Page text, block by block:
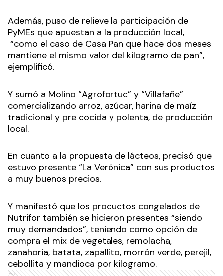
Además, puso de relieve la participación de
PyMEs que apuestan a la producción local,
“como el caso de Casa Pan que hace dos meses
mantiene el mismo valor del kilogramo de pan”,
ejemplificó.
Y sumó a Molino “Agrofortuc” y “Villafañe”
comercializando arroz, azúcar, harina de maíz
tradicional y pre cocida y polenta, de producción
local.
En cuanto a la propuesta de lácteos, precisó que
estuvo presente “La Verónica” con sus productos
a muy buenos precios.
Y manifestó que los productos congelados de
Nutrifor también se hicieron presentes “siendo
muy demandados”, teniendo como opción de
compra el mix de vegetales, remolacha,
zanahoria, batata, zapallito, morrón verde, perejil,
cebollita y mandioca por kilogramo.
Ads